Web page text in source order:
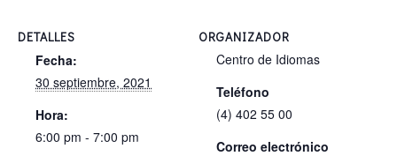
DETALLES
Fecha:
30 septiembre, 2021
Hora:
6:00 pm - 7:00 pm
ORGANIZADOR
Centro de Idiomas
Teléfono
(4) 402 55 00
Correo electrónico